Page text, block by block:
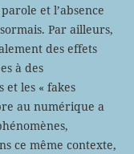
et l’absence
Par ailleurs,
des effets
à des
et les « fakes
au numérique a
ce même contexte,